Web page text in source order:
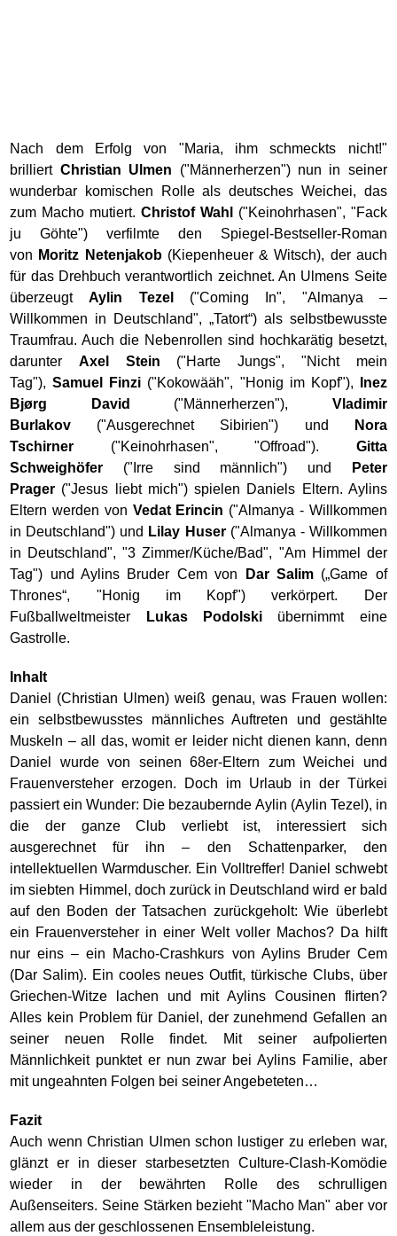
Nach dem Erfolg von "Maria, ihm schmeckts nicht!"
brilliert Christian Ulmen ("Männerherzen") nun in seiner
wunderbar komischen Rolle als deutsches Weichei, das
zum Macho mutiert. Christof Wahl
("Keinohrhasen", "Fack
ju Göhte") verfilmte den Spiegel-Bestseller-Roman
von Moritz Netenjakob(Kiepenheuer & Witsch), der auch
für das Drehbuch verantwortlich zeichnet. An Ulmens Seite
überzeugtAylin Tezel
("Coming In", "Almanya –
Willkommen in Deutschland", „Tatort“) als selbstbewusste
Traumfrau. Auch die Nebenrollen sind hochkarätig besetzt,
darunter Axel Stein ("Harte Jungs", "Nicht mein
Tag"),Samuel Finzi ("Kokowääh", "Honig im Kopf"),
Inez
Bjørg David
("Männerherzen"), Vladimir
Burlakov ("Ausgerechnet Sibirien") und
Nora
Tschirner ("Keinohrhasen", "Offroad"). Gitta
Schweighöfer ("Irre sind männlich") und
Peter
Prager ("Jesus liebt mich") spielen Daniels Eltern. Aylins
Eltern werden von Vedat Erincin ("Almanya - Willkommen
in Deutschland") und Lilay Huser("Almanya - Willkommen
in Deutschland", "3 Zimmer/Küche/Bad", "Am Himmel der
Tag") und Aylins Bruder Cem von
Dar Salim („Game of
Thrones“, "Honig im Kopf") verkörpert. Der
Fußballweltmeister
Lukas Podolski übernimmt eine
Gastrolle.
Inhalt
Daniel (Christian Ulmen) weiß genau, was Frauen wollen:
ein selbstbewusstes männliches Auftreten und gestählte
Muskeln – all das, womit er leider nicht dienen kann, denn
Daniel wurde von seinen 68er-Eltern zum Weichei und
Frauenversteher erzogen. Doch im Urlaub in der Türkei
passiert ein Wunder: Die bezaubernde Aylin (Aylin Tezel), in
die der ganze Club verliebt ist, interessiert sich
ausgerechnet für ihn – den Schattenparker, den
intellektuellen Warmduscher. Ein Volltreffer! Daniel schwebt
im siebten Himmel, doch zurück in Deutschland wird er bald
auf den Boden der Tatsachen zurückgeholt: Wie überlebt
ein Frauenversteher in einer Welt voller Machos? Da hilft
nur eins – ein Macho-Crashkurs von Aylins Bruder Cem
(Dar Salim). Ein cooles neues Outfit, türkische Clubs, über
Griechen-Witze lachen und mit Aylins Cousinen flirten?
Alles kein Problem für Daniel, der zunehmend Gefallen an
seiner neuen Rolle findet. Mit seiner aufpolierten
Männlichkeit punktet er nun zwar bei Aylins Familie, aber
mit ungeahnten Folgen bei seiner Angebeteten…
Fazit
Auch wenn Christian Ulmen schon lustiger zu erleben war,
glänzt er in dieser starbesetzten Culture-Clash-Komödie
wieder in der bewährten Rolle des schrulligen
Außenseiters. Seine Stärken bezieht "Macho Man" aber vor
allem aus der geschlossenen Ensembleleistung.